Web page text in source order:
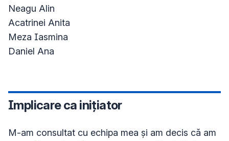
Neagu Alin
Acatrinei Anita
Meza Iasmina
Implicare ca inițiator
M-am consultat cu echipa mea și am decis că am